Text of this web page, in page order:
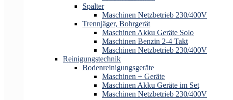
Spalter
Maschinen Netzbetrieb 230/400V
Trennjäger, Bohrgerät
Maschinen Akku Geräte Solo
Maschinen Benzin 2-4 Takt
Maschinen Netzbetrieb 230/400V
Reinigungstechnik
Bodenreinigungsgeräte
Maschinen + Geräte
Maschinen Akku Geräte im Set
Maschinen Netzbetrieb 230/400V